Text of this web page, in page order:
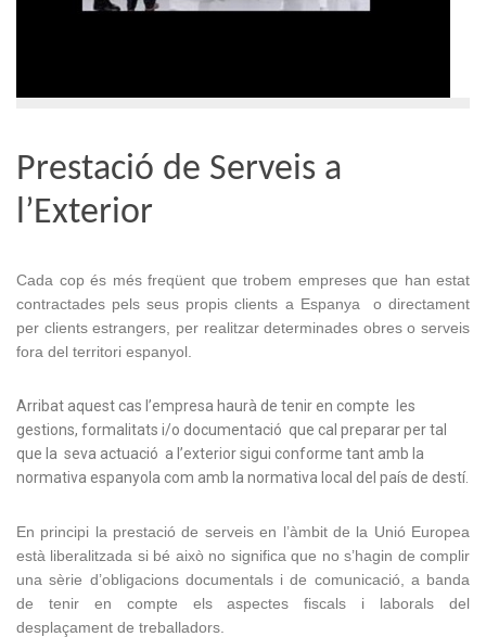
Prestació de Serveis a
l’Exterior
Cada cop és més freqüent que trobem empreses que han estat
contractades pels seus propis clients a Espanya o directament
per clients estrangers, per realitzar determinades obres o serveis
fora del territori espanyol.
Arribat aquest cas l’empresa haurà de tenir en compte les
gestions, formalitats i/o documentació que cal preparar per tal
que la seva actuació a l’exterior sigui conforme tant amb la
normativa espanyola com amb la normativa local del país de destí.
En principi la prestació de serveis en l’àmbit de la Unió Europea
està liberalitzada si bé això no significa que no s’hagin de complir
una sèrie d’obligacions documentals i de comunicació, a banda
de tenir en compte els aspectes fiscals i laborals del
desplaçament de treballadors.